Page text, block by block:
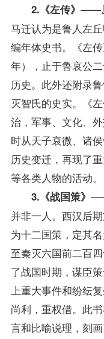
2.《左传》 ——
马迁认为是鲁人左
编年体史书。《左
年），止于鲁哀公
历史。此外还附录
灭智氏的史实。《
治，军事、文化、
时从天子衰微、诸
历史变迁，再现了
等各类人物的活动。
3.《战国策》
并非一人。西汉后
为十二国策，定其
至秦灭六国前二百
了战国时期，谋臣
上重大事件和纷纭
尚利，重权借。此
言和比喻说理，刻